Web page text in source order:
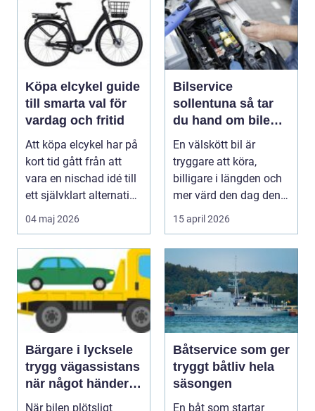
Köpa elcykel guide
till smarta val för
vardag och fritid
Att köpa elcykel har på
kort tid gått från att
vara en nischad idé till
ett självklart alternativ
fö...
04 maj 2026
Bilservice
sollentuna så tar
du hand om bilen
på rätt sätt
En välskött bil är
tryggare att köra,
billigare i längden och
mer värd den dag den
ska säljas. Många...
15 april 2026
Bärgare i lycksele
trygg vägassistans
när något händer
på vägen
När bilen plötsligt
Båtservice som ger
tryggt båtliv hela
säsongen
En båt som startar